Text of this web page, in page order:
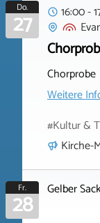
Do.
27
16:00 -
Chorprobe
Weitere
#Kultur &
Kirche-
Fr.
28 Gelber